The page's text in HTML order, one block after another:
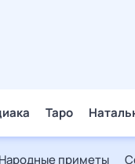
Таро
Народные приметы